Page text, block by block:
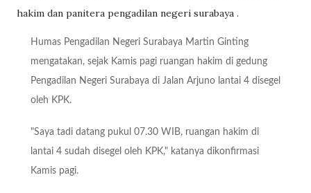
hakim dan panitera pengadilan negeri surabaya .
Humas Pengadilan Negeri Surabaya Martin Ginting
mengatakan, sejak Kamis pagi ruangan hakim di gedung
Pengadilan Negeri Surabaya di Jalan Arjuno lantai 4 disegel
oleh KPK.
"Saya tadi datang pukul 07.30 WIB, ruangan hakim di
lantai 4 sudah disegel oleh KPK," katanya dikonfirmasi
Kamis pagi.